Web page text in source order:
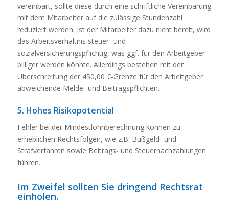
vereinbart, sollte diese durch eine schriftliche Vereinbarung
mit dem Mitarbeiter auf die zulässige Stundenzahl
reduziert werden. Ist der Mitarbeiter dazu nicht bereit, wird
das Arbeitsverhältnis steuer- und
sozialversicherungspflichtig, was ggf. für den Arbeitgeber
billiger werden könnte. Allerdings bestehen mit der
Überschreitung der 450,00 €-Grenze für den Arbeitgeber
abweichende Melde- und Beitragspflichten.
5. Hohes Risikopotential
Fehler bei der Mindestlohnberechnung können zu
erheblichen Rechtsfolgen, wie z.B. Bußgeld- und
Strafverfahren sowie Beitrags- und Steuernachzahlungen
führen.
Im Zweifel sollten Sie dringend Rechtsrat
einholen.